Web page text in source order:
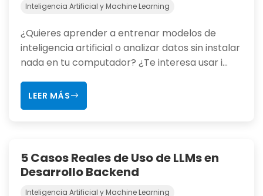
Inteligencia Artificial y Machine Learning
¿Quieres aprender a entrenar modelos de
inteligencia artificial o analizar datos sin instalar
nada en tu computador? ¿Te interesa usar i...
LEER MÁS
5 Casos Reales de Uso de LLMs en
Desarrollo Backend
Inteligencia Artificial y Machine Learning